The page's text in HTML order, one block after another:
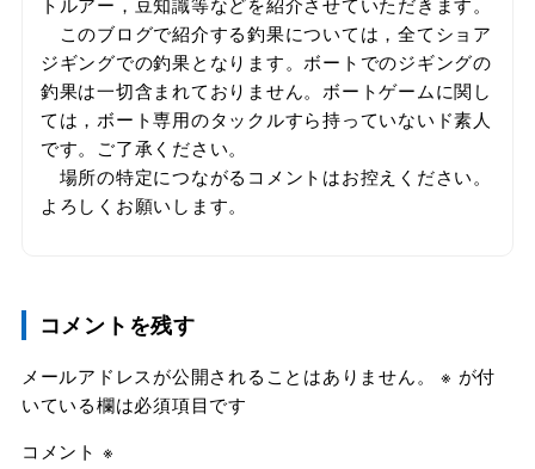
このブログで紹介する釣果については，全てショア
ジギングでの釣果となります。ボートでのジギングの
釣果は一切含まれておりません。ボートゲームに関し
ては，ボート専用のタックルすら持っていないド素人
です。ご了承ください。
場所の特定につながるコメントはお控えください。
よろしくお願いします。
コメントを残す
メールアドレスが公開されることはありません。 ※ が付
いている欄は必須項目です
コメント ※